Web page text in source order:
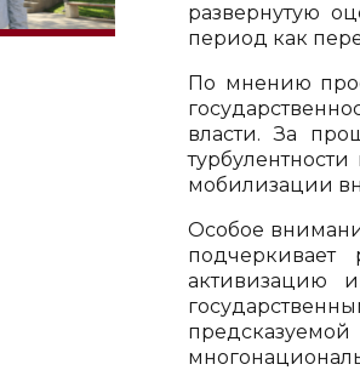
развернутую
период как
По мнению
власти. За
мобилизации
Особое
подчеркивает
активизацию